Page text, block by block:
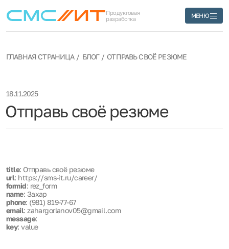
Продуктовая
разработка
МЕНЮ
ГЛАВНАЯ СТРАНИЦА БЛОГ ОТПРАВЬ СВОЁ РЕЗЮМЕ
Отправь своё резюме
18.11.2025
title: Отправь своё резюме
url: https://sms-it.ru/career/
formid: rez_form
name: Захар
phone: (981) 819-77-67
email: zahargorlanov05@gmail.com
message:
key: value